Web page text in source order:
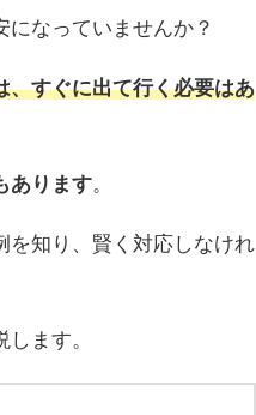
なっていませんか？
、すぐに出て行く必要はあ
あります。
を知り、賢く対応しなけれ
ます。